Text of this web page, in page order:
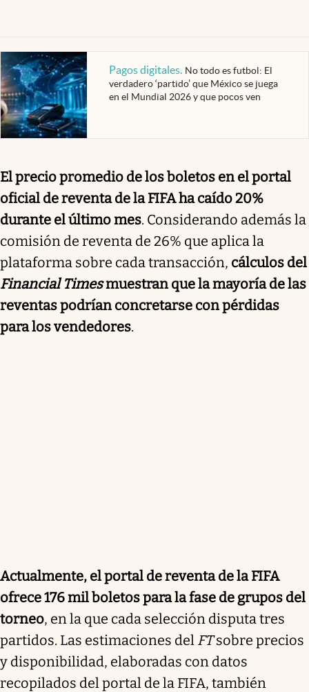
Pagos digitales. No todo es futbol: El
verdadero ‘partido’ que México se juega
en el Mundial 2026 y que pocos ven
El precio promedio de los boletos en el portal
oficial de reventa de la FIFA ha caído 20%
durante el último mes. Considerando además la
comisión de reventa de 26% que aplica la
plataforma sobre cada transacción, cálculos del
Financial Timesmuestran que la mayoría de las
reventas podrían concretarse con pérdidas
para los vendedores.
Actualmente, el portal de reventa de la FIFA
ofrece 176 mil boletos para la fase de grupos del
torneo, en la que cada selección disputa tres
partidos. Las estimaciones del FTsobre precios
y disponibilidad, elaboradas con datos
recopilados del portal de la FIFA, también